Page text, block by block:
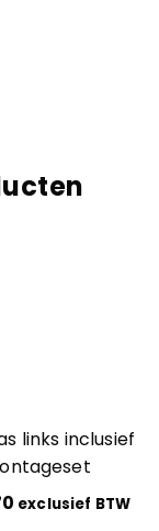
links inclusief
exclusief BTW